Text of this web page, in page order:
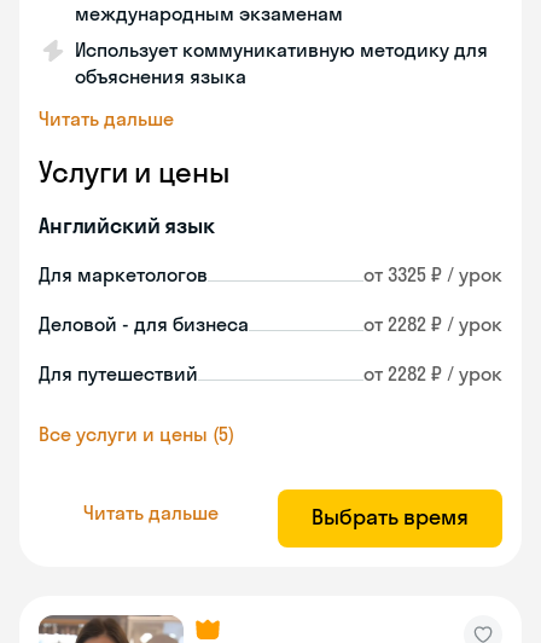
международным экзаменам
Использует коммуникативную методику для
объяснения языка
Читать дальше
Услуги и цены
Английский язык
Для маркетологов от 3325 ₽ / урок
Деловой - для бизнеса от 2282 ₽ / урок
Для путешествий от 2282 ₽ / урок
Все услуги и цены (5)
Читать дальше Выбрать время